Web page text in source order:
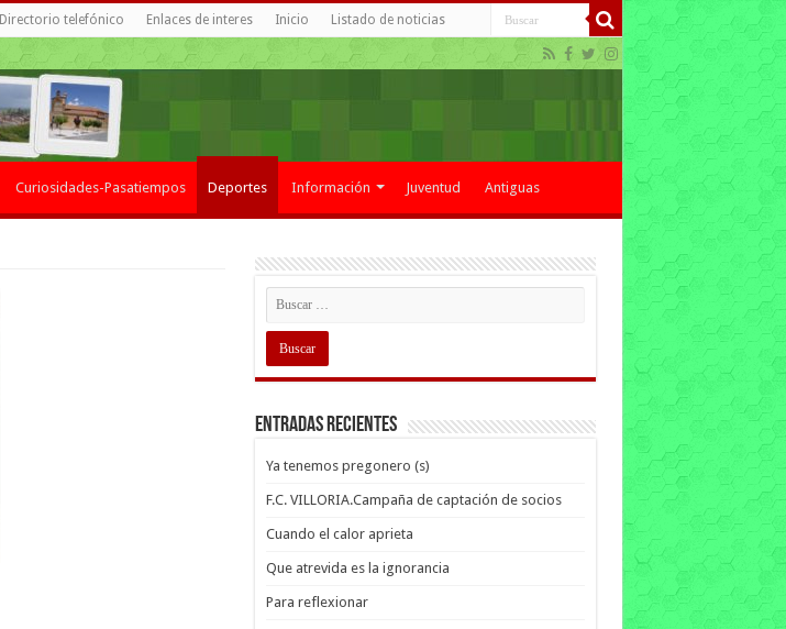
Directorio telefónico Enlaces de interes Inicio Listado de noticias
Curiosidades-Pasatiempos Deportes Información Juventud Antiguas
Entradas recientes
Ya tenemos pregonero (s)
F.C. VILLORIA.Campaña de captación de socios
Cuando el calor aprieta
Que atrevida es la ignorancia
Para reflexionar